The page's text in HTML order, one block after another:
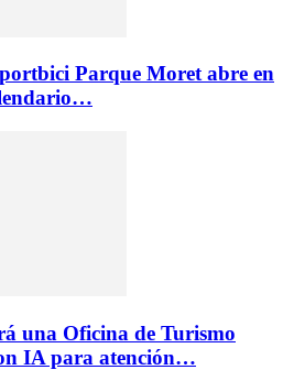
Parque Moret abre en
una Oficina de Turismo
IA para atención…